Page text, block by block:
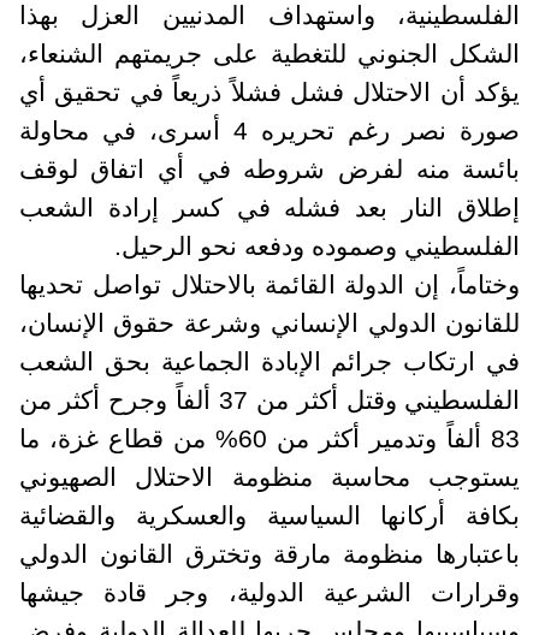
الفلسطينية، واستهداف المدنيين العزل بهذا
الشكل الجنوني للتغطية على جريمتهم الشنعاء،
يؤكد أن الاحتلال فشل فشلاً ذريعاً في تحقيق أي
صورة نصر رغم تحريره 4 أسرى، في محاولة
بائسة منه لفرض شروطه في أي اتفاق لوقف
إطلاق النار بعد فشله في كسر إرادة الشعب
الفلسطيني وصموده ودفعه نحو الرحيل.
وختاماً، إن الدولة القائمة بالاحتلال تواصل تحديها
للقانون الدولي الإنساني وشرعة حقوق الإنسان،
في ارتكاب جرائم الإبادة الجماعية بحق الشعب
الفلسطيني وقتل أكثر من 37 ألفاً وجرح أكثر من
83 ألفاً وتدمير أكثر من 60% من قطاع غزة، ما
يستوجب محاسبة منظومة الاحتلال الصهيوني
بكافة أركانها السياسية والعسكرية والقضائية
باعتبارها منظومة مارقة وتخترق القانون الدولي
وقرارات الشرعية الدولية، وجر قادة جيشها